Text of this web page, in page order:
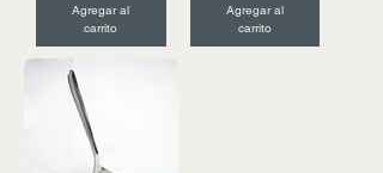
Agregar al
carrito
Agregar al
carrito